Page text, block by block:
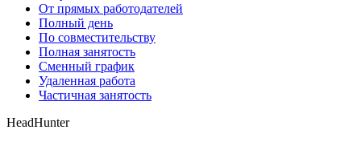
От прямых работодателей
Полный день
По совместительству
Полная занятость
Сменный график
Удаленная работа
Частичная занятость
HeadHunter